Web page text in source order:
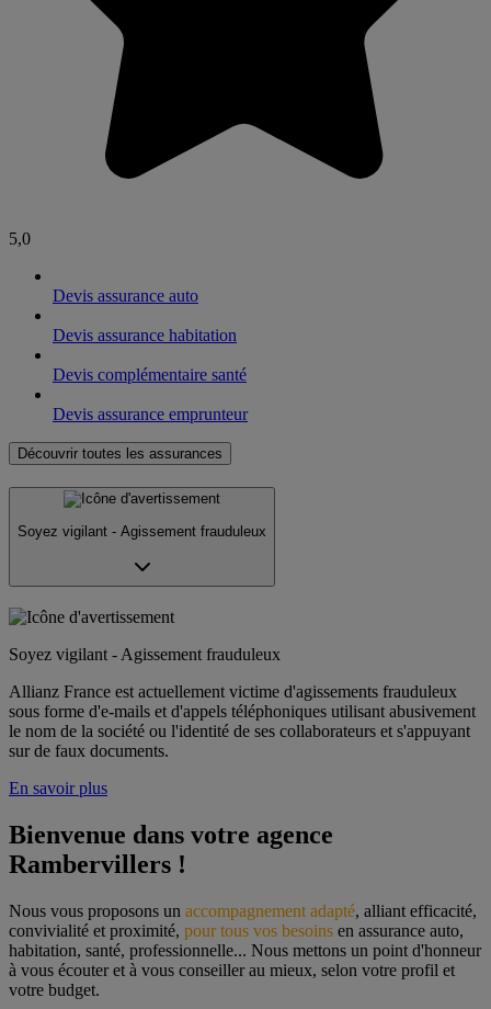
5,0
Devis assurance auto
Devis assurance habitation
Devis complémentaire santé
Devis assurance emprunteur
Découvrir toutes les assurances
Soyez vigilant - Agissement frauduleux
Soyez vigilant - Agissement frauduleux
Allianz France est actuellement victime d'agissements frauduleux
sous forme d'e-mails et d'appels téléphoniques utilisant abusivement
le nom de la société ou l'identité de ses collaborateurs et s'appuyant
sur de faux documents.
En savoir plus
Bienvenue dans votre agence
Rambervillers !
Nous vous proposons un accompagnement adapté, alliant efficacité,
convivialité et proximité, pour tous vos besoins en assurance auto,
habitation, santé, professionnelle... Nous mettons un point d'honneur
à vous écouter et à vous conseiller au mieux, selon votre profil et
votre budget.